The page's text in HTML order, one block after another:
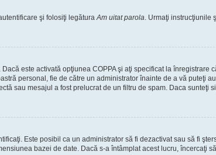
şi folosiţi legăturaAm uitat parola. Urmaţi instrucţiunile
este activată opţiunea COPPA şi aţi specificat la înregistrare
personal, fie de către un administrator înainte de a vă puteţi
sau mesajul a fost prelucrat de un filtru de spam. Daca sunteţi
Este posibil ca un administrator să fi dezactivat sau să fi
bazei de date. Dacă s-a întâmplat acest lucru, încercaţi